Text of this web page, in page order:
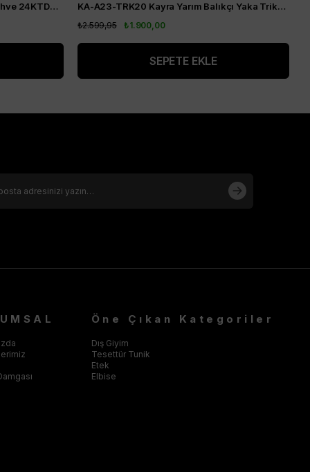
Armine TREND Triko Elbise Acı Kahve 24KTD900 KA-A23-TRK20 Kayra Yarım Balıkçı Yaka Triko Elbise Kahve
₺1.900,00
₺2.599,95
SEPETE EKLE
Öne Çıkan Kategoriler
Dış Giyim
Tesettür Tunik
Etek
Elbise